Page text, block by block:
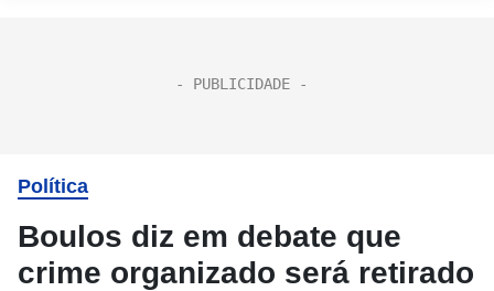
Política
Boulos diz em debate que
crime organizado será retirado